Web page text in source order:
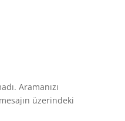
Aramanızı
üzerindeki